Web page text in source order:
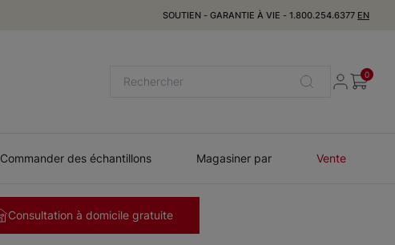
SOUTIEN - GARANTIE À VIE - 1.800.254.6377 EN
0
Commander des échantillons Magasiner par Vente
Consultation à domicile gratuite